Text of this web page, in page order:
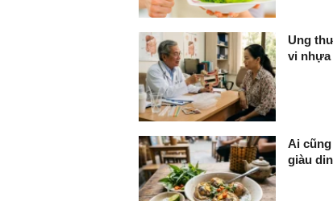
Ung
vi nhựa
Ai
giàu